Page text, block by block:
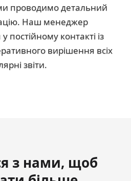
проводимо детальний
Наш менеджер
постійному контакті із
вирішення всіх
звіти.
з нами, щоб